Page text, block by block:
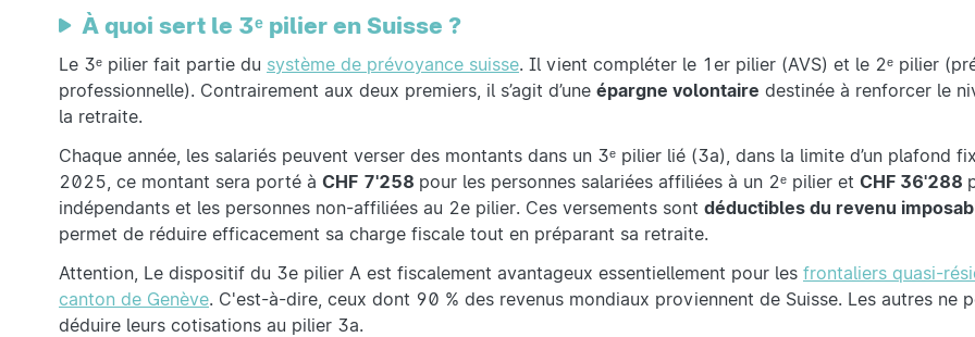
À quoi sert le 3ᵉ pilier en Suisse ?
Le 3ᵉ pilier fait partie du système de prévoyance suisse. Il vient compléter le 1er pilier (AVS) et le 2ᵉ pilier
professionnelle). Contrairement aux deux premiers, il s’agit d’une épargne volontaire destinée à renforcer le
la retraite.
Chaque année, les salariés peuvent verser des montants dans un 3ᵉ pilier lié (3a), dans la limite d’un plafond
2025, ce montant sera porté à CHF 7'258 pour les personnes salariées affiliées à un 2ᵉ pilier et CHF 36'288
indépendants et les personnes non-affiliées au 2e pilier. Ces versements sont déductibles du revenu
permet de réduire efficacement sa charge fiscale tout en préparant sa retraite.
Attention, Le dispositif du 3e pilier A est fiscalement avantageux essentiellement pour les frontaliers quasi-
canton de Genève. C'est-à-dire, ceux dont 90 % des revenus mondiaux proviennent de Suisse. Les autres ne
déduire leurs cotisations au pilier 3a.